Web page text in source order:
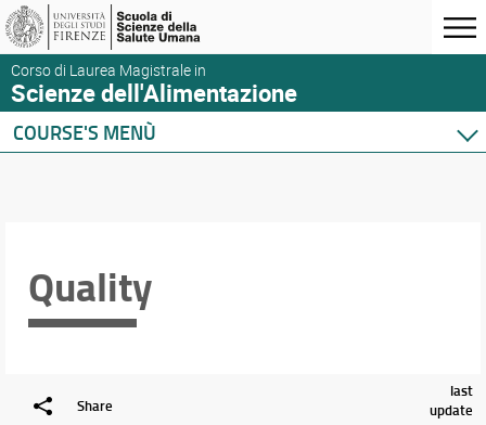
Corso di Laurea Magistrale in
Scienze dell'Alimentazione
COURSE'S MENÙ
Quality
Share
last
update